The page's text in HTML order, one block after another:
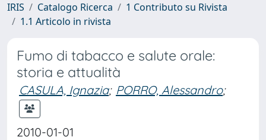
IRIS Catalogo Ricerca
1 Contributo su Rivista
1.1 Articolo in rivista
Fumo di tabacco e salute orale:
storia e attualità
CASULA, Ignazia; PORRO, Alessandro;
2010-01-01